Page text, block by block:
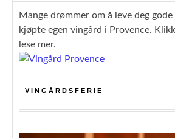
Mange drømmer om å leve deg
kjøpte egen vingård i Provence.
lese mer.
VINGÅRDSFERIE